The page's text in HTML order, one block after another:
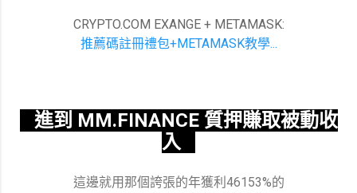
CRYPTO.COM EXANGE + METAMASK:
推薦碼註冊禮包+METAMASK教學...
進到 MM.FINANCE 質押賺取被動收
入
這邊就用那個誇張的年獲利46153%的